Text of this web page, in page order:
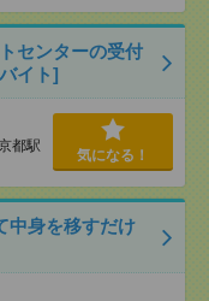
センターの受付
イト]
都駅
気になる！
中身を移すだけ